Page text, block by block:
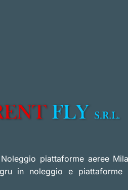
piattaforme aeree
in noleggio e